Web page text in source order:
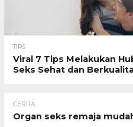
TIPS
Viral 7 Tips Melakukan
Seks Sehat dan
CERITA
Organ seks remaja